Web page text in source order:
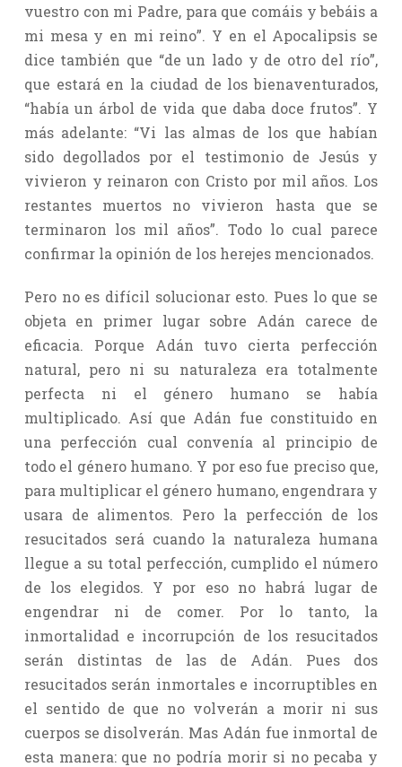
vuestro con mi Padre, para que comáis y bebáis a
mi mesa y en mi reino”. Y en el Apocalipsis se
dice también que “de un lado y de otro del río”,
que estará en la ciudad de los bienaventurados,
“había un árbol de vida que daba doce frutos”. Y
más adelante: “Vi las almas de los que habían
sido degollados por el testimonio de Jesús y
vivieron y reinaron con Cristo por mil años. Los
restantes muertos no vivieron hasta que se
terminaron los mil años”. Todo lo cual parece
confirmar la opinión de los herejes mencionados.
Pero no es difícil solucionar esto. Pues lo que se
objeta en primer lugar sobre Adán carece de
eficacia. Porque Adán tuvo cierta perfección
natural, pero ni su naturaleza era totalmente
perfecta ni el género humano se había
multiplicado. Así que Adán fue constituido en
una perfección cual convenía al principio de
todo el género humano. Y por eso fue preciso que,
para multiplicar el género humano, engendrara y
usara de alimentos. Pero la perfección de los
resucitados será cuando la naturaleza humana
llegue a su total perfección, cumplido el número
de los elegidos. Y por eso no habrá lugar de
engendrar ni de comer. Por lo tanto, la
inmortalidad e incorrupción de los resucitados
serán distintas de las de Adán. Pues dos
resucitados serán inmortales e incorruptibles en
el sentido de que no volverán a morir ni sus
cuerpos se disolverán. Mas Adán fue inmortal de
esta manera: que no podría morir si no pecaba y